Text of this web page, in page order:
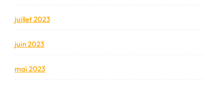
juillet 2023
juin 2023
mai 2023